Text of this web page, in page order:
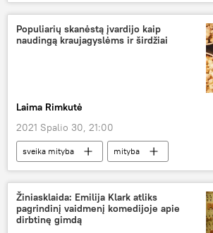
Populiarių skanėstą įvardijo kaip
naudingą kraujagyslėms ir širdžiai
Laima Rimkutė
2021 Spalio 30, 21:00
sveika mityba
mityba
kukurūzų spragėsiai
Medicina ir sveikata
Žiniasklaida: Emilija Klark atliks
pagrindinį vaidmenį komedijoje apie
dirbtinę gimdą